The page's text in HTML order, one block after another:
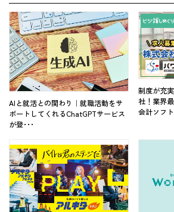
AIと就活との関わり｜就職活動をサ
ポートしてくれるChatGPTサービス
が登･･･
制度が充
社！業界
会計ソフ